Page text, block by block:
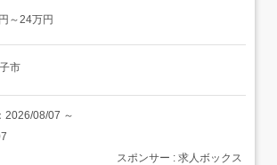
休日・休暇有給消化促進、年間休日...
～24万円
市
2026/08/07 ～
スポンサー : 求人ボックス